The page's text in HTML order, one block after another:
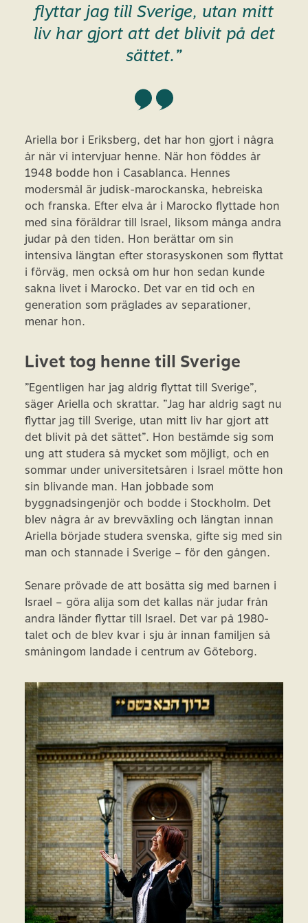
flyttar jag till Sverige, utan mitt
liv har gjort att det blivit på det
sättet.”
Ariella bor i Eriksberg, det har hon gjort i några
år när vi intervjuar henne. När hon föddes år
1948 bodde hon i Casablanca. Hennes
modersmål är judisk-marockanska, hebreiska
och franska. Efter elva år i Marocko flyttade hon
med sina föräldrar till Israel, liksom många andra
judar på den tiden. Hon berättar om sin
intensiva längtan efter storasyskonen som flyttat
i förväg, men också om hur hon sedan kunde
sakna livet i Marocko. Det var en tid och en
generation som präglades av separationer,
menar hon.
Livet tog henne till Sverige
”Egentligen har jag aldrig flyttat till Sverige”,
säger Ariella och skrattar. ”Jag har aldrig sagt nu
flyttar jag till Sverige, utan mitt liv har gjort att
det blivit på det sättet”. Hon bestämde sig som
ung att studera så mycket som möjligt, och en
sommar under universitetsåren i Israel mötte hon
sin blivande man. Han jobbade som
byggnadsingenjör och bodde i Stockholm. Det
blev några år av brevväxling och längtan innan
Ariella började studera svenska, gifte sig med sin
man och stannade i Sverige – för den gången.
Senare prövade de att bosätta sig med barnen i
Israel – göra alija som det kallas när judar från
andra länder flyttar till Israel. Det var på 1980-
talet och de blev kvar i sju år innan familjen så
småningom landade i centrum av Göteborg.